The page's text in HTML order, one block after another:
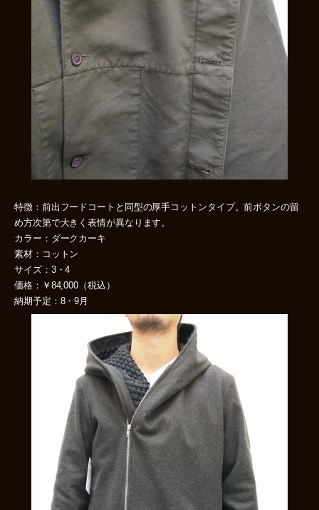
特徴：前出フードコートと同型の厚手コットンタイプ。前ボタンの留
め方次第で大きく表情が異なります。
カラー：ダークカーキ
素材：コットン
サイズ：3・4
価格：￥84,000（税込）
納期予定：8・9月